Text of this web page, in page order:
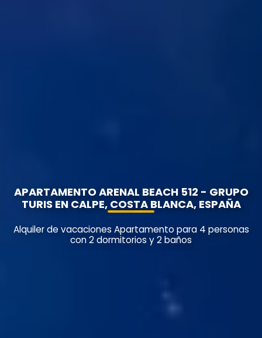
APARTAMENTO ARENAL BEACH 512 - GRUPO
TURIS EN CALPE, COSTA BLANCA, ESPAÑA
Alquiler de vacaciones Apartamento para 4 personas
con 2 dormitorios y 2 baños